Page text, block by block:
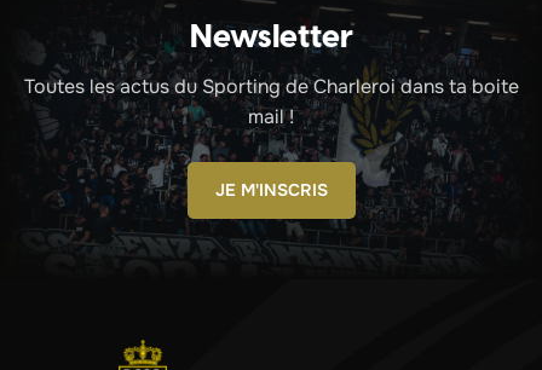
Newsletter
Toutes les actus du Sporting de Charleroi dans ta boite
mail !
JE M'INSCRIS